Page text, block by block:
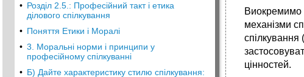
• Розділ 2.5.: Професійний такт і етика
ділового спілкування
• Поняття Етики і Моралі
• 3. Моральні норми і принципи у
професійному спілкуванні
• Б) Дайте характеристику стилю спілкування:
Виокремимо
механізми
спілкування
цінностей.